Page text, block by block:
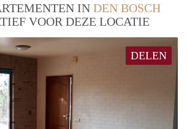
IN DEN BOSCH
VOOR DEZE LOCATIE
DELEN